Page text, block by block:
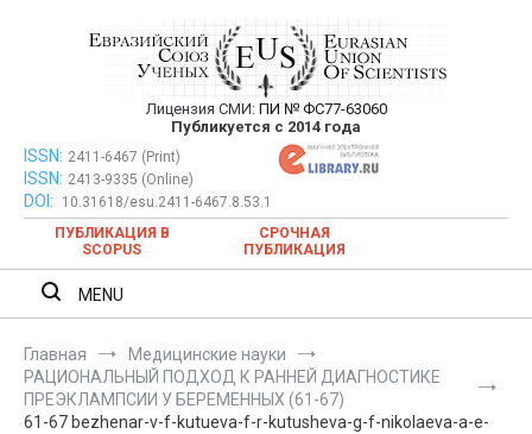
Евразийский Союз Ученых —
публикация научных статей в
ежемесячном научном журнале
Лицензия СМИ: ПИ № ФС77-63060
Публикуется с 2014 года
Евразийский Союз Ученых — публикация научных статей в
ежемесячном научном журнале
ISSN: 2411-6467 (Print)
ISSN: 2413-9335 (Online)
DOI:
10.31618/esu.2411-6467.8.53.1
ПУБЛИКАЦИЯ В
SCOPUS
СРОЧНАЯ
ПУБЛИКАЦИЯ
MENU
Главная
Медицинские науки
РАЦИОНАЛЬНЫЙ ПОДХОД К РАННЕЙ ДИАГНОСТИКЕ
ПРЕЭКЛАМПСИИ У БЕРЕМЕННЫХ (61-67)
61-67 bezhenar-v-f-kutueva-f-r-kutusheva-g-f-nikolaeva-a-e-